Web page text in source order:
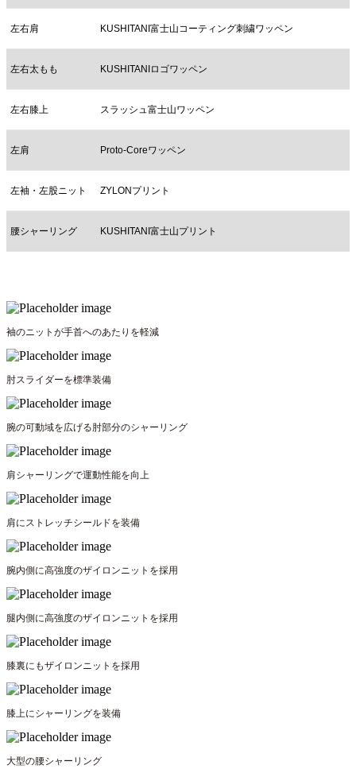
左右肩 KUSHITANI富士山コーティング刺繍ワッペン
左右太もも KUSHITANIロゴワッペン
左右膝上 スラッシュ富士山ワッペン
左肩 Proto-Coreワッペン
左袖・左股ニット ZYLONプリント
腰シャーリング KUSHITANI富士山プリント
袖のニットが手首へのあたりを軽減
肘スライダーを標準装備
腕の可動域を広げる肘部分のシャーリング
肩シャーリングで運動性能を向上
肩にストレッチシールドを装備
腕内側に高強度のザイロンニットを採用
腿内側に高強度のザイロンニットを採用
膝裏にもザイロンニットを採用
膝上にシャーリングを装備
大型の腰シャーリング